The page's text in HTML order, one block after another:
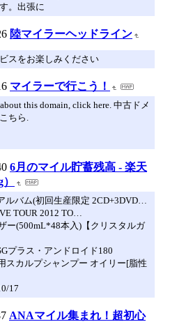
。出張に
陸マイラーヘッドライン
スをお楽しみください
マイラーで行こう！
this domain, click here. 中古ドメ
ちら.
6月のマイル貯蓄残高 - 楽天
ルバム(初回生産限定 2CD+3DVD…
TOUR 2012 TO…
ー(500mL*48本入)【クリスタルガ
プラス・アンドロイド180
スカルプシャンプー オイリー[脂性
17
ANAマイル集まれ！超初心